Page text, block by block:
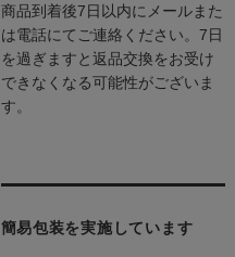
商品到着後7日以内にメールまた
は電話にてご連絡ください。7日
を過ぎますと返品交換をお受け
できなくなる可能性がございま
す。
簡易包装を実施しています